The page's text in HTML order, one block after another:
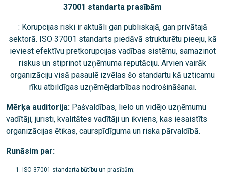
37001 standarta prasībām
: Korupcijas riski ir aktuāli gan publiskajā, gan privātajā
sektorā. ISO 37001 standarts piedāvā strukturētu pieeju, kā
ieviest efektīvu pretkorupcijas vadības sistēmu, samazinot
riskus un stiprinot uzņēmuma reputāciju. Arvien vairāk
organizāciju visā pasaulē izvēlas šo standartu kā uzticamu
rīku atbildīgas uzņēmējdarbības nodrošināšanai.
Mērķa auditorija: Pašvaldības, lielo un vidējo uzņēmumu
vadītāji, juristi, kvalitātes vadītāji un ikviens, kas iesaistīts
organizācijas ētikas, caurspīdīguma un riska pārvaldībā.
Runāsim par:
ISO 37001 standarta būtību un prasībām;